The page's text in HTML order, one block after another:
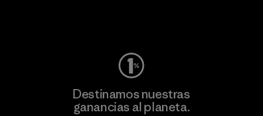
Destinamos nuestras
ganancias al planeta.